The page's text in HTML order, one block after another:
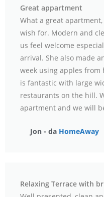
Great appartment
What a great
wish for. Modern and
us feel welcome
arrival. She also made
week using apples from
is fantastic with large
restaurants on the hill.
apartment and we will
Jon - da HomeAway
Relaxing Terrace with